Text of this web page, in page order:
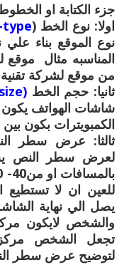
جزء الكتابة او
اولا: نوع الخط (type
نوع الموقع بناء
المناسبه مثال
من موقع لشركة
ثانيا: حجم الخط (Font-size)
الكمبويترات بكون بين 20px -22px
ثالثا: عرض سطر
للعين ان لا
يصل الي نهاية
والشخص لايكون
تجعل الشخص مركز
لتوضيح عرض سطر